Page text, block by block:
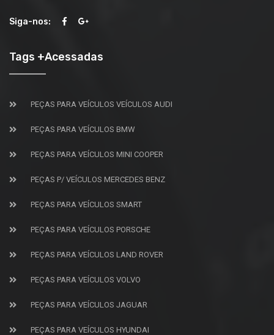
Siga-nos:
Tags +Acessadas
PEÇAS PARA VEÍCULOS VEÍCULOS AUDI
PEÇAS PARA VEÍCULOS BMW
PEÇAS PARA VEÍCULOS MINI COOPER
PEÇAS P/ VEÍCULOS MERCEDES BENZ
PEÇAS PARA VEÍCULOS SMART
PEÇAS PARA VEÍCULOS PORSCHE
PEÇAS PARA VEÍCULOS LAND ROVER
PEÇAS PARA VEÍCULOS VOLVO
PEÇAS PARA VEÍCULOS JAGUAR
PEÇAS PARA VEÍCULOS HYUNDAI